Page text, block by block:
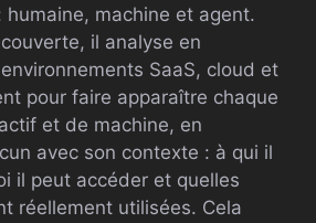
humaine, machine et agent.
il analyse en
SaaS, cloud et
pour faire apparaître chaque
et de machine, en
avec son contexte : à qui il
il peut accéder et quelles
réellement utilisées. Cela